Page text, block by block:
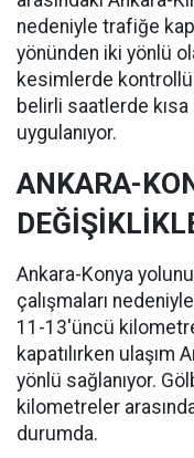
nedeniyle trafiğe
yönünden iki yönlü
kesimlerde kontrollü
belirli saatlerde
uygulanıyor.
ANKARA-
Ankara-Konya
çalışmaları
11-13'üncü
kapatılırken ulaşım
yönlü sağlanıyor.
kilometreler
durumda.